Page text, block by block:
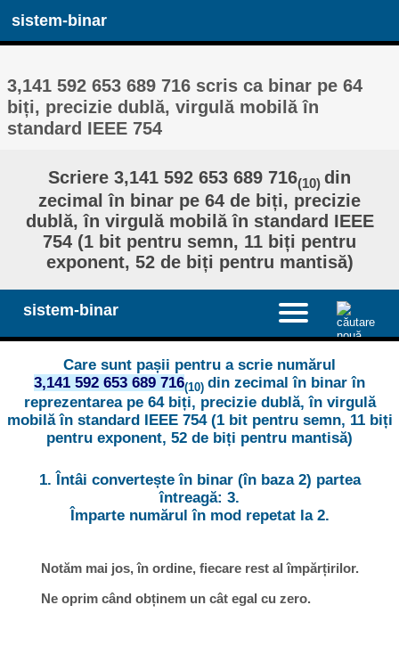
sistem-binar
3,141 592 653 689 716 scris ca binar pe 64
biți, precizie dublă, virgulă mobilă în
standard IEEE 754
Scriere 3,141 592 653 689 716(10) din
zecimal în binar pe 64 de biți, precizie
dublă, în virgulă mobilă în standard IEEE
754 (1 bit pentru semn, 11 biți pentru
exponent, 52 de biți pentru mantisă)
sistem-binar
Care sunt pașii pentru a scrie numărul
3,141 592 653 689 716(10) din zecimal în binar în
reprezentarea pe 64 biți, precizie dublă, în virgulă
mobilă în standard IEEE 754 (1 bit pentru semn, 11 biți
pentru exponent, 52 de biți pentru mantisă)
1. Întâi convertește în binar (în baza 2) partea
întreagă: 3.
Împarte numărul în mod repetat la 2.
Notăm mai jos, în ordine, fiecare rest al împărțirilor.
Ne oprim când obținem un cât egal cu zero.